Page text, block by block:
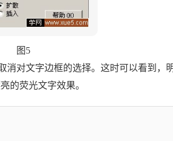
图5
对文字边框的选择。这时可以看到，
的荧光文字效果。